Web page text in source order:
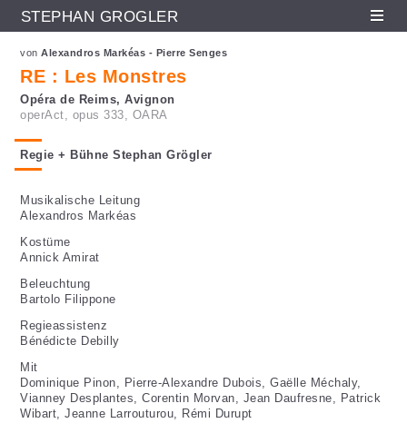
Direkt zum Inhalt
STEPHAN GRÖGLER De
von Alexandros Markéas - Pierre Senges
RE : Les Monstres
Opéra de Reims, Avignon
operAct, opus 333, OARA
Regie + Bühne Stephan Grögler
Musikalische Leitung
Alexandros Markéas
Kostüme
Annick Amirat
Beleuchtung
Bartolo Filippone
Regieassistenz
Bénédicte Debilly
Mit
Dominique Pinon, Pierre-Alexandre Dubois, Gaëlle Méchaly,
Vianney Desplantes, Corentin Morvan, Jean Daufresne, Patrick
Wibart, Jeanne Larrouturou, Rémi Durupt